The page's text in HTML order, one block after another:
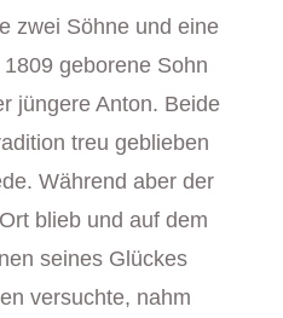
zwei Söhne und eine
geborene Sohn
jüngere Anton. Beide
treu geblieben
Während aber der
blieb und auf dem
seines Glückes
versuchte, nahm